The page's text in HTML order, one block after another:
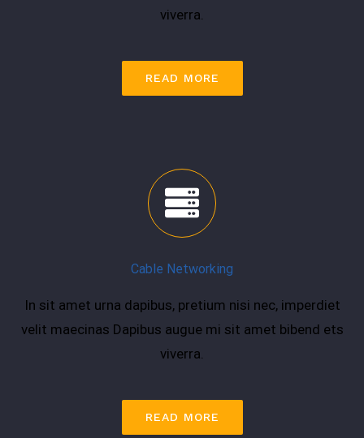
viverra.
READ MORE
Cable Networking
In sit amet urna dapibus, pretium nisi nec, imperdiet
velit maecinas Dapibus augue mi sit amet bibend ets
viverra.
READ MORE